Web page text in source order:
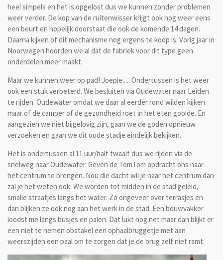
heel simpels en het is opgelost dus we kunnen zonder problemen
weer verder. De kop van de ruitenwisser krijgt ook nog weer eens
een beurt en hopelijk doorstaat die ook de komende 14 dagen.
Daarna kijken of dit mechanisme nog ergens te koop is. Vorig jaar in
Noorwegen hoorden we al dat de fabriek voor dit type geen
onderdelen meer maakt.
Maar we kunnen weer op pad! Joepie..... Ondertussen is het weer
ook een stuk verbeterd. We besluiten via Oudewater naar Leiden
te rijden. Oudewater omdat we daar al eerder rond wilden kijken
maar of de camper of de gezondheid roet in het eten gooide. En
aangezien we niet bijgelovig zijn, gaan we de goden opnieuw
verzoeken en gaan we dit oude stadje eindelijk bekijken.
Het is ondertussen al 11 uur/half twaalf dus we rijden via de
snelweg naar Oudewater. Geven de TomTom opdracht ons naar
het centrum te brengen. Nou die dacht wil je naar het centrum dan
zal je het weten ook. We worden tot midden in de stad geleid,
smalle straatjes langs het water. Zo ongeveer over terrasjes en
dan blijken ze ook nog aan het werk in de stad. Een bouwvakker
loodst me langs busjes en palen. Dat lukt nog net maar dan blijkt er
een niet te nemen obstakel een ophaalbruggetje met aan
weerszijden een paal om te zorgen dat je de brug zelf niet ramt.